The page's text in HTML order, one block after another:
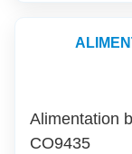
Alimentation
CO9435